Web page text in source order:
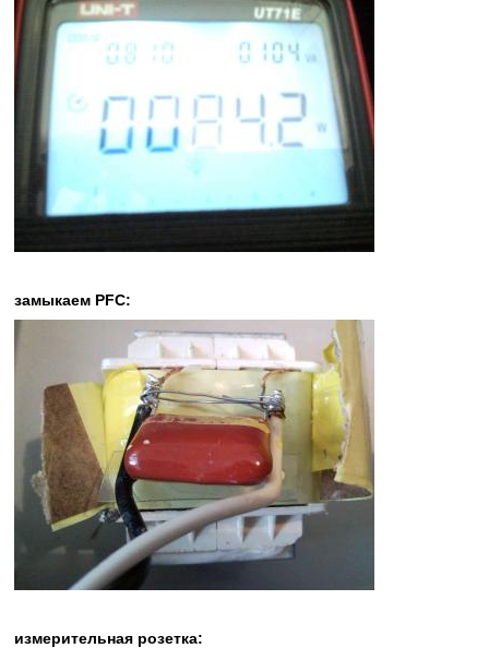
замыкаем PFC:
измерительная розетка: